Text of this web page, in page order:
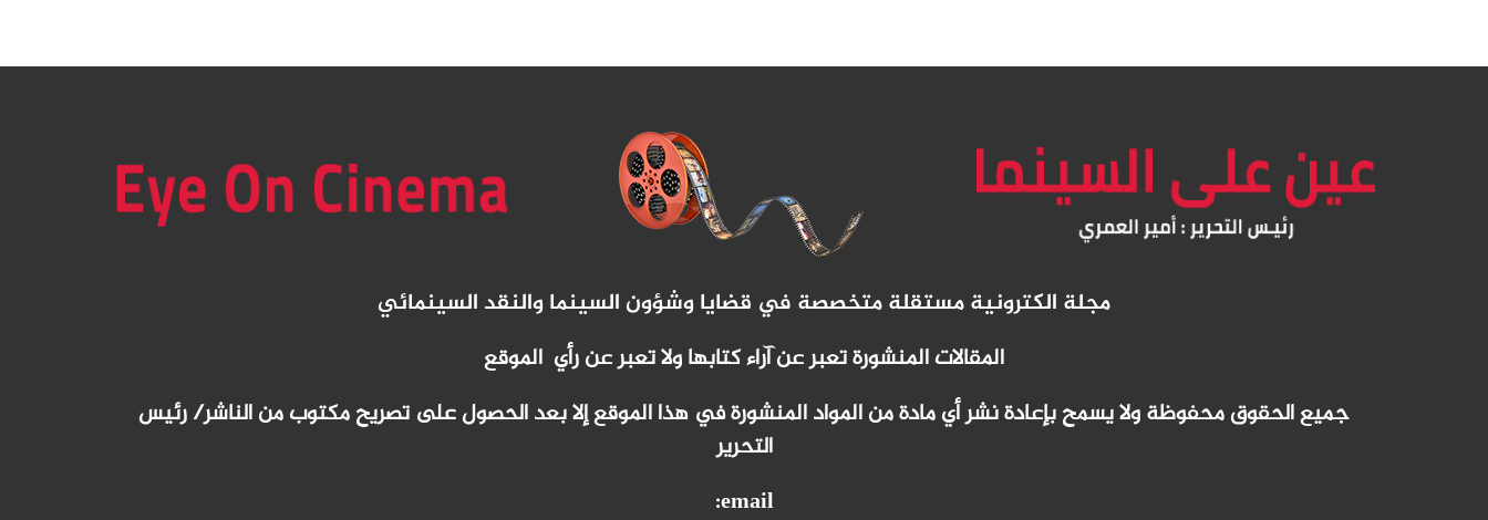
مجلة الكترونية مستقلة متخصصة في قضايا وشؤون السينما والنقد السينمائي
المقالات المنشورة تعبر عن آراء كتابها ولا تعبر عن رأي الموقع
جميع الحقوق محفوظة ولا يسمح بإعادة نشر أي مادة من المواد المنشورة في هذا الموقع إلا بعد الحصول على تصريح مكتوب من الناشر/ رئيس
التحرير
email: